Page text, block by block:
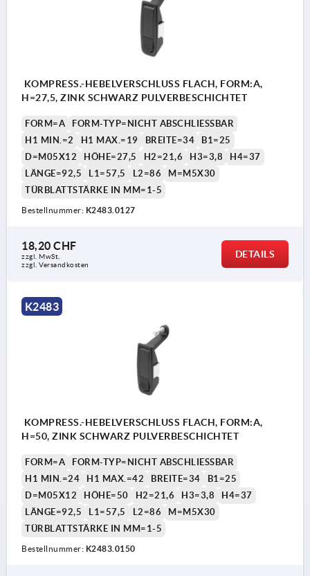
KOMPRESS.-HEBELVERSCHLUSS FLACH, FORM:A,
H=27,5, ZINK SCHWARZ PULVERBESCHICHTET
FORM=A
FORM-TYP=NICHT ABSCHLIESSBAR
H1 MIN.=2
H1 MAX.=19 BREITE=34
B1=25
D=M05X12
HÖHE=27,5 H2=21,6 H3=3,8
H4=37
LÄNGE=92,5
L1=57,5 L2=86
M=M5X30
TÜRBLATTSTÄRKE IN MM=1-5
Bestellnummer: K2483.0127
18,20 CHF
zzgl. MwSt.
zzgl. Versandkosten
DETAILS
K2483
KOMPRESS.-HEBELVERSCHLUSS FLACH, FORM:A,
H=50, ZINK SCHWARZ PULVERBESCHICHTET
FORM=A
FORM-TYP=NICHT ABSCHLIESSBAR
H1 MIN.=24
H1 MAX.=42 BREITE=34
B1=25
D=M05X12
HÖHE=50 H2=21,6 H3=3,8
H4=37
LÄNGE=92,5
L1=57,5 L2=86
M=M5X30
TÜRBLATTSTÄRKE IN MM=1-5
Bestellnummer: K2483.0150